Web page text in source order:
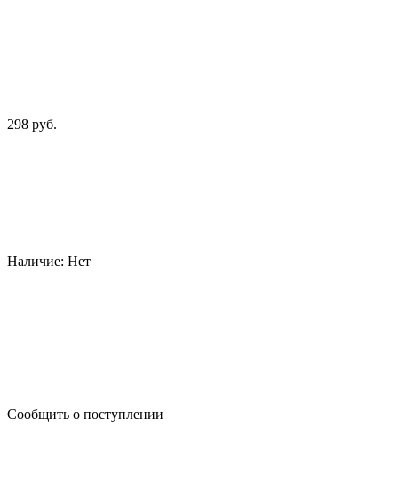
298 руб.
Наличие: Нет
Сообщить о поступлении